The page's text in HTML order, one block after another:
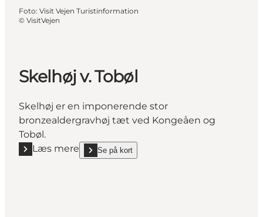
Foto: Visit Vejen Turistinformation
© VisitVejen
Skelhøj v. Tobøl
Skelhøj er en imponerende stor
bronzealdergravhøj tæt ved Kongeåen og
Tobøl.
Læs mere
Læs mere "Skelhøj v. Tobøl"
Se på kort
show Skelhøj v. Tobøl on_map